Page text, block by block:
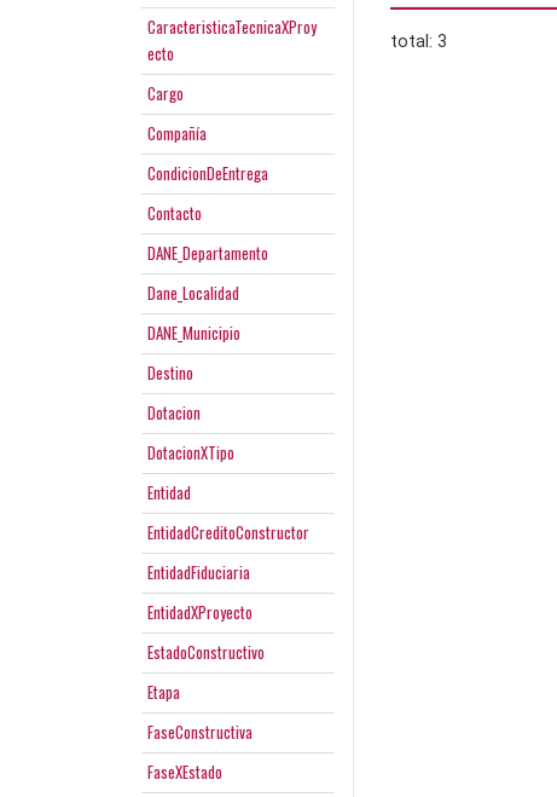
CaracteristicaTecnicaXProy
ecto
Cargo
Compañía
CondicionDeEntrega
Contacto
DANE_Departamento
Dane_Localidad
DANE_Municipio
Destino
Dotacion
DotacionXTipo
Entidad
EntidadCreditoConstructor
EntidadFiduciaria
EntidadXProyecto
EstadoConstructivo
Etapa
FaseConstructiva
FaseXEstado
total: 3